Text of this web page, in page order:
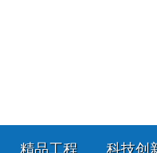
精品工程 科技创